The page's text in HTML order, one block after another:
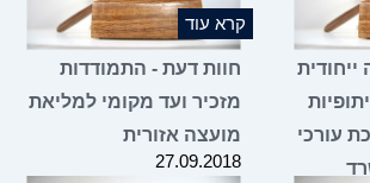
עורכי
קרא עוד
חוות דעת - התמודדות
מזכיר ועד מקומי למליאת
מועצה אזורית
27.09.2018